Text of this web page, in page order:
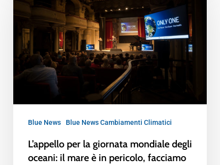
Blue News Blue News Cambiamenti Climatici
L’appello per la giornata mondiale degli
oceani: il mare è in pericolo, facciamo